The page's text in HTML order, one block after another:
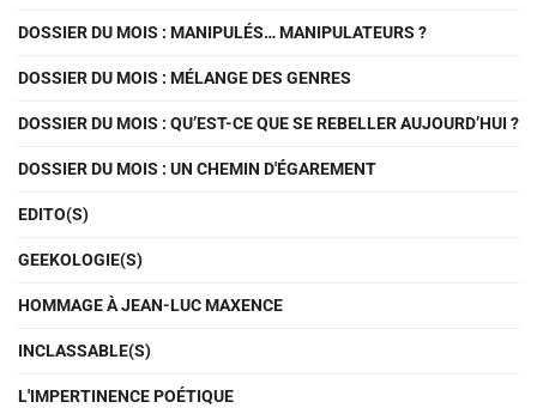
DOSSIER DU MOIS : MANIPULÉS… MANIPULATEURS ?
DOSSIER DU MOIS : MÉLANGE DES GENRES
DOSSIER DU MOIS : QU’EST-CE QUE SE REBELLER AUJOURD’HUI ?
DOSSIER DU MOIS : UN CHEMIN D'ÉGAREMENT
EDITO(S)
GEEKOLOGIE(S)
HOMMAGE À JEAN-LUC MAXENCE
INCLASSABLE(S)
L'IMPERTINENCE POÉTIQUE